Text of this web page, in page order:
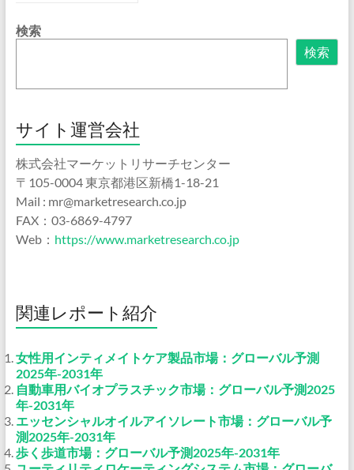
検索
検索
サイト運営会社
株式会社マーケットリサーチセンター
〒105-0004 東京都港区新橋1-18-21
Mail : mr@marketresearch.co.jp
FAX：03-6869-4797
Web： https://www.marketresearch.co.jp
関連レポート紹介
女性用インティメイトケア製品市場：グローバル予測
2025年-2031年
自動車用バイオプラスチック市場：グローバル予測2025
年-2031年
エッセンシャルオイルアイソレート市場：グローバル予
測2025年-2031年
歩く歩道市場：グローバル予測2025年-2031年